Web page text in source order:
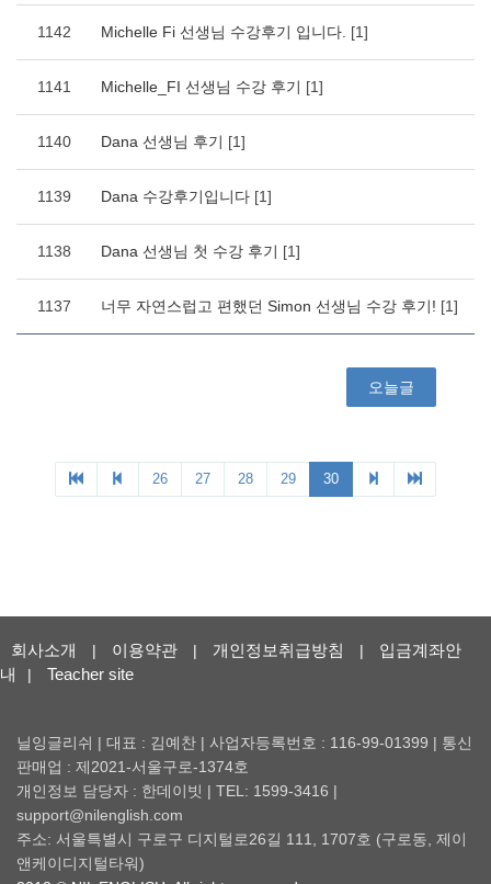
회사소개 | 이용약관 | 개인정보취급방침 |
입금계좌안
내
| Teacher site
닐잉글리쉬 | 대표 : 김예찬 | 사업자등록번호 : 116-99-01399 | 통신
판매업 : 제2021-서울구로-1374호
개인정보 담당자 : 한데이빗 | TEL: 1599-3416 |
support@nilenglish.com
주소: 서울특별시 구로구 디지털로26길 111, 1707호 (구로동, 제이
앤케이디지털타워)